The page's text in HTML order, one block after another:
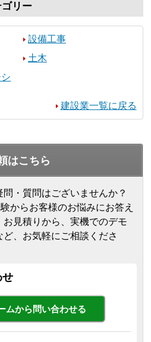
リー
設備工事
土木
建設業一覧に戻る
はこちら
・質問はございませんか？
からお客様のお悩みにお答え
お見積りから、実機でのデモ
、お気軽にご相談くださ
せ
ムから問い合わせる